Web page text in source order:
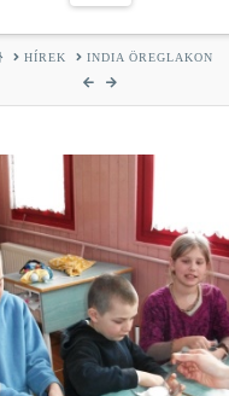
HOMEHÍREK INDIA ÖREGLAKON